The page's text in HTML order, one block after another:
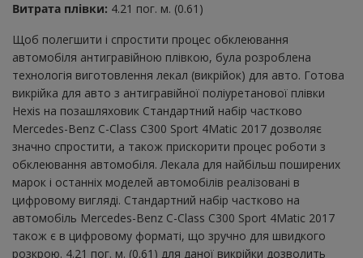
Витрата плівки: 4.21 пог. м. (0.61)
Щоб полегшити і спростити процес обклеювання
автомобіля антигравійною плівкою, була розроблена
технологія виготовлення лекал (викрійок) для авто. Готова
викрійка для авто з антигравійної поліуретанової плівки
Hexis на позашляховик Стандартний набір частково
Mercedes-Benz C-Class C300 Sport 4Matic 2017 дозволяє
значно спростити, а також прискорити процес роботи з
обклеювання автомобіля. Лекала для найбільш поширених
марок і останніх моделей автомобілів реалізовані в
цифровому вигляді. Стандартний набір частково на
автомобіль Mercedes-Benz C-Class C300 Sport 4Matic 2017
також є в цифровому форматі, що зручно для швидкого
розкрою. 4.21 пог. м. (0.61) для даної викрійки дозволить